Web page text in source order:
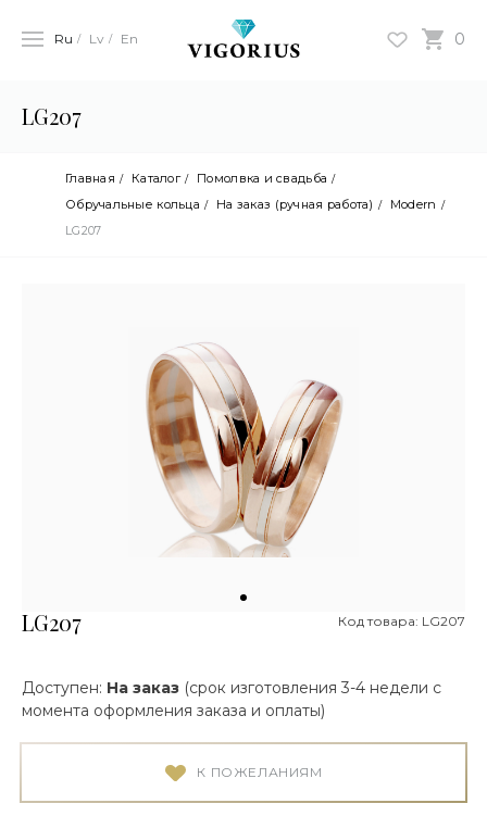
0
Ru Lv En
LG207
Главная Каталог
Помолвка и свадьба
Обручальные кольца
На заказ (ручная работа)
Modern
LG207
LG207 Код товара: LG207
Доступен: На заказ (срок изготовления 3-4 недели с
момента оформления заказа и оплаты)
К ПОЖЕЛАНИЯМ